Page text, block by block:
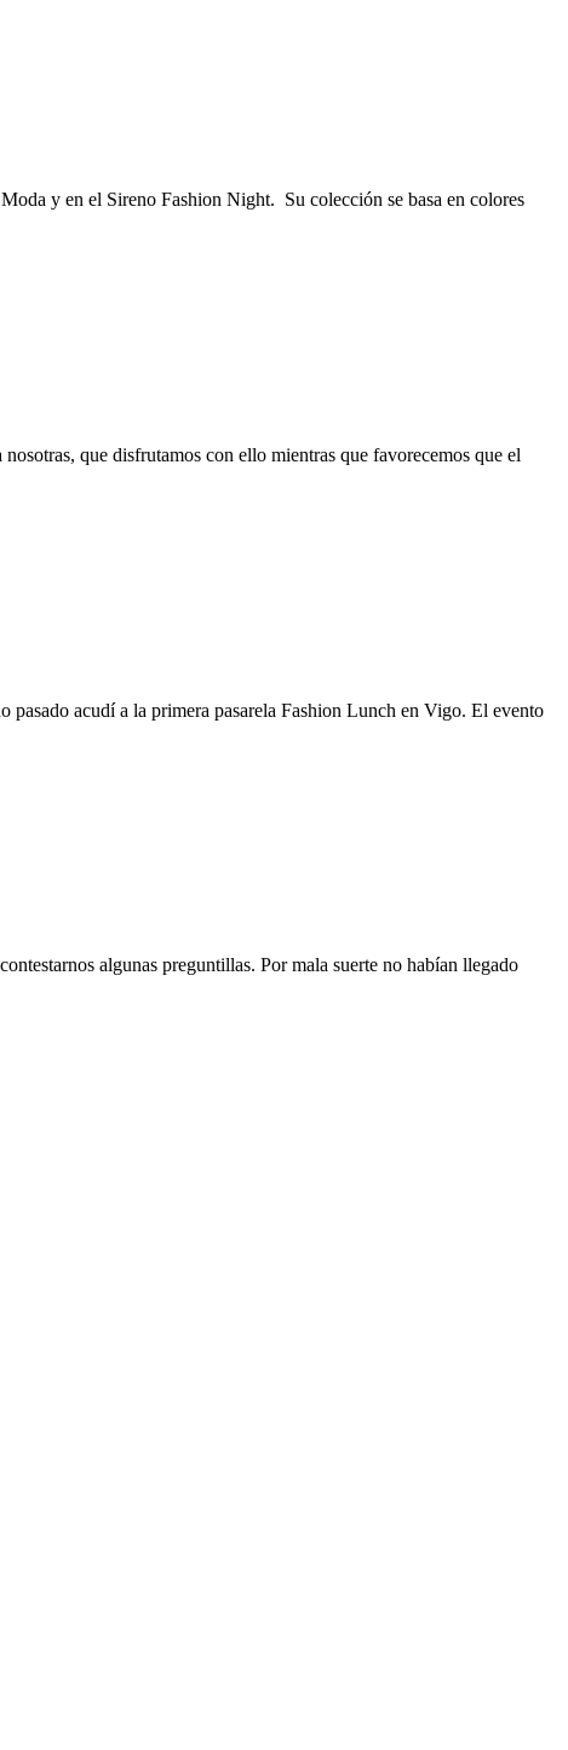
y en el Sireno Fashion Night. Su colección se basa en colores
que disfrutamos con ello mientras que favorecemos que el
pasado acudí a la primera pasarela Fashion Lunch en Vigo. El evento
algunas preguntillas. Por mala suerte no habían llegado